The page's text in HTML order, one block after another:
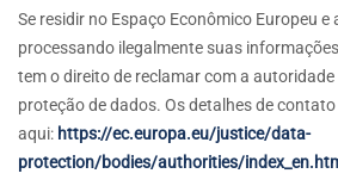
Se residir no Espaço Econômico Europeu
processando ilegalmente suas
tem o direito de reclamar com a
proteção de dados. Os detalhes de
aqui: https://ec.europa.eu/justice/data-
protection/bodies/authorities/